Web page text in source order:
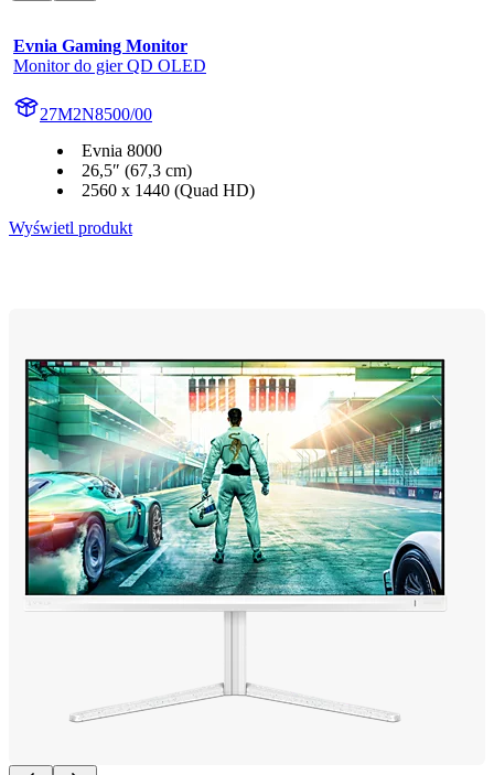
Evnia Gaming Monitor
Monitor do gier QD OLED
27M2N8500/00
Evnia 8000
26,5″ (67,3 cm)
2560 x 1440 (Quad HD)
Wyświetl produkt